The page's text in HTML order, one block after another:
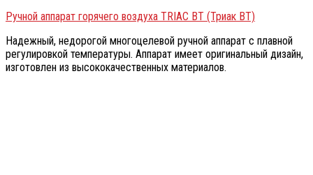
Ручной аппарат горячего воздуха TRIAC BT (Триак BT)
Надежный, недорогой многоцелевой ручной аппарат с плавной
регулировкой температуры. Аппарат имеет оригинальный дизайн,
изготовлен из высококачественных материалов.